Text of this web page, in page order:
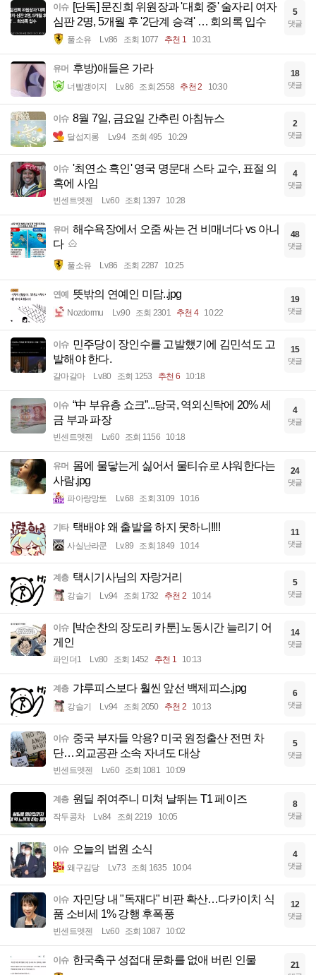
이슈
[단독] 문진희 위원장과 '대회 중' 술자리 여자
심판 2명, 5개월 후 '2단계 승격' … 회의록 입수
풀소유 Lv.86 조회 1077 추천 1 10:31
5
댓글
유머 후방)애들은 가라
너빨갱이지 Lv.86 조회 2558 추천 2 10:30
18
댓글
이슈 8월 7일, 금요일 간추린 아침뉴스
달섭지롱 Lv.94 조회 495 10:29
2
댓글
이슈 '최연소 흑인' 영국 명문대 스타 교수, 표절 의
혹에 사임
빈센트멧젠 Lv.60 조회 1397 10:28
4
댓글
유머 해수욕장에서 오줌 싸는 건 비매너다 vs 아니
다
풀소유 Lv.86 조회 2287 10:25
48
댓글
연예 뜻밖의 연예인 미담..jpg
Nozdormu Lv.90 조회 2301 추천 4 10:22
19
댓글
이슈 민주당이 장인수를 고발했기에 김민석도 고
발해야 한다.
갈마갈마 Lv.80 조회 1253 추천 6 10:18
15
댓글
이슈 “中 부유층 쇼크”...당국, 역외신탁에 20% 세
금 부과 파장
빈센트멧젠 Lv.60 조회 1156 10:18
4
댓글
유머 몸에 물닿는게 싫어서 물티슈로 샤워한다는
사람.jpg
파아랑망토 Lv.68 조회 3109 10:16
24
댓글
기타 택배야 왜 출발을 하지 못하니!!!!
사실난라쿤 Lv.89 조회 1849 10:14
11
댓글
계층 택시기사님의 자랑거리
강슬기 Lv.94 조회 1732 추천 2 10:14
5
댓글
이슈
[박순찬의 장도리 카툰] 노동시간 늘리기 어
게인
파인더1 Lv.80 조회 1452 추천 1 10:13
14
댓글
계층 갸루피스보다 훨씬 앞선 백제피스.jpg
강슬기 Lv.94 조회 2050 추천 2 10:13
6
댓글
이슈 중국 부자들 악용? 미국 원정출산 전면 차
단…외교공관 소속 자녀도 대상
빈센트멧젠 Lv.60 조회 1081 10:09
5
댓글
계층 원딜 쥐여주니 미쳐 날뛰는 T1 페이즈
작두콩차 Lv.84 조회 2219 10:05
8
댓글
이슈 오늘의 법원 소식
왜구김당 Lv.73 조회 1635 10:04
4
댓글
이슈 자민당 내 "독재다" 비판 확산…다카이치 식
품 소비세 1% 강행 후폭풍
빈센트멧젠 Lv.60 조회 1087 10:02
12
댓글
이슈 한국축구 성접대 문화를 없애 버린 인물 21